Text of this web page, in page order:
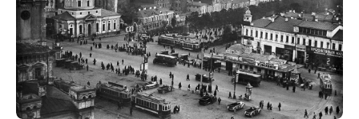
00:00 / 00:00